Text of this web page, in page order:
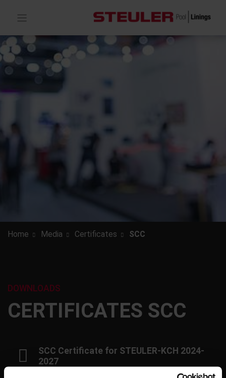
Home Media Certificates SCC
CERTIFICATES SCC
DOWNLOADS
SCC Certificate for STEULER-KCH 2024-
2027